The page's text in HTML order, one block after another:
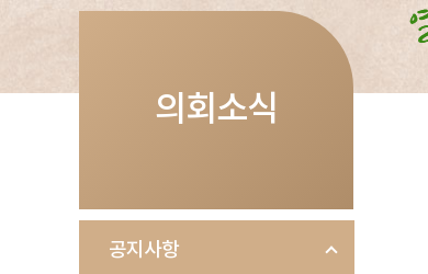
의회소식
공지사항